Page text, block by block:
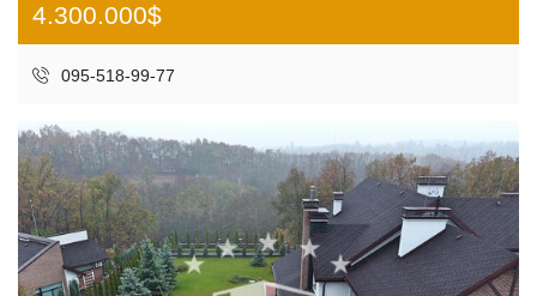
4.300.000$
095-518-99-77